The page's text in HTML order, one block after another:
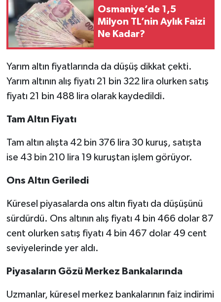
Osmaniye’de 1,5
Milyon TL’nin Aylık Faizi
Ne Kadar?
Yarım altın fiyatlarında da düşüş dikkat çekti.
Yarım altının alış fiyatı 21 bin 322 lira olurken satış
fiyatı 21 bin 488 lira olarak kaydedildi.
Tam Altın Fiyatı
Tam altın alışta 42 bin 376 lira 30 kuruş, satışta
ise 43 bin 210 lira 19 kuruştan işlem görüyor.
Ons Altın Geriledi
Küresel piyasalarda ons altın fiyatı da düşüşünü
sürdürdü. Ons altının alış fiyatı 4 bin 466 dolar 87
cent olurken satış fiyatı 4 bin 467 dolar 49 cent
seviyelerinde yer aldı.
Piyasaların Gözü Merkez Bankalarında
Uzmanlar, küresel merkez bankalarının faiz indirimi